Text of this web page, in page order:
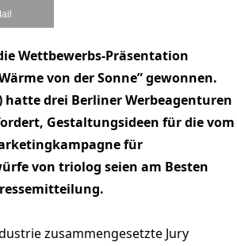
Wettbewerbs-Präsentation
von der Sonne” gewonnen.
hatte drei Berliner Werbeagenturen
Gestaltungsideen für die vom
für
von triolog seien am Besten
zusammengesetzte Jury